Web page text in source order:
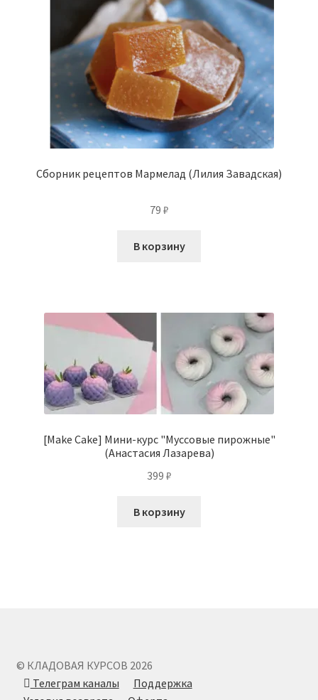
Сборник рецептов Мармелад (Лилия Завадская)
79 ₽
В корзину
[Make Cake] Мини-курс "Муссовые пирожные"
(Анастасия Лазарева)
399 ₽
В корзину
© КЛАДОВАЯ КУРСОВ 2026
Телеграм каналы
Поддержка